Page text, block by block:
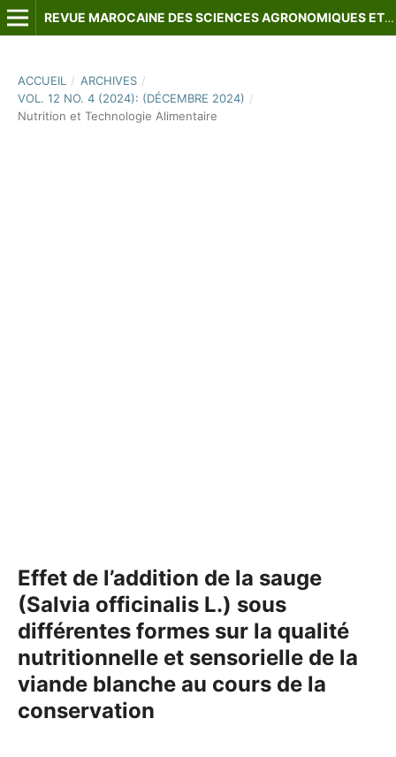
REVUE MAROCAINE DES SCIENCES AGRONOMIQUES ET VÉTÉRINAIRES
ACCUEIL / ARCHIVES /
VOL. 12 NO. 4 (2024): (DÉCEMBRE 2024) /
Nutrition et Technologie Alimentaire
Effet de l’addition de la sauge
(Salvia officinalis L.) sous
différentes formes sur la qualité
nutritionnelle et sensorielle de la
viande blanche au cours de la
conservation